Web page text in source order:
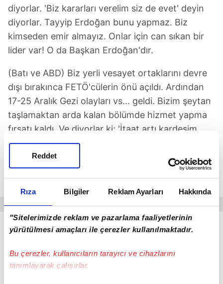
Rıza Bilgiler Reklam Ayarları Hakkında
"Sitelerimizde reklam ve pazarlama faaliyetlerinin
yürütülmesi amaçları ile çerezler kullanılmaktadır.
Bu çerezler, kullanıcıların tarayıcı ve cihazlarını
tanımlayarak çalışırlar.
Reddet
diyorlar. 'Biz kararları verelim siz de evet' deyin
diyorlar. Tayyip Erdoğan bunu yapmaz. Biz
kimseden emir almayız. Onlar için can sıkan bir
lider var! O da Başkan Erdoğan'dır.
(Batı ve ABD) Biz yerli vesayet ortaklarını devre
dışı bırakınca FETÖ'cülerin önü açıldı. Ardından
17-25 Aralık Gezi olayları vs… geldi. Bizim şeytan
taşlamaktan arda kalan bölümde hizmet yapma
fırsatı kaldı. Ve diyorlar ki; 'İtaat artı kardeşim
Orta Doğu, Balkanlar, Kafkaslar diğer
bölgelerdeki konularla ilgilenmeyin' diyorlar. 'Biz
sömürüyoruz' diyorlar! 'Niye ses çıkarıyorsunuz'